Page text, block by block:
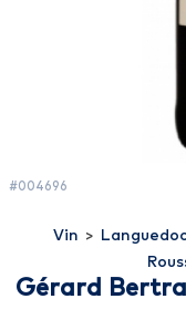
#004696
Vin >
Gérard